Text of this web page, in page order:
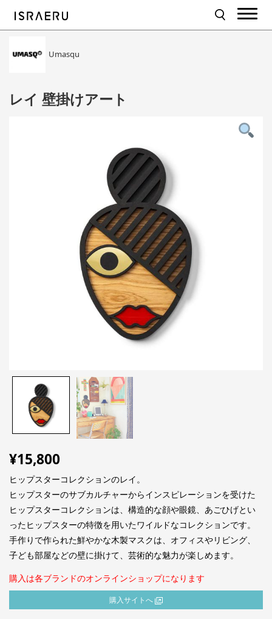
Umasqu
レイ 壁掛けアート
¥15,800
ヒップスターコレクションのレイ。
ヒップスターのサブカルチャーからインスピレーションを受けた
ヒップスターコレクションは、構造的な顔や眼鏡、あごひげとい
ったヒップスターの特徴を用いたワイルドなコレクションです。
手作りで作られた鮮やかな木製マスクは、オフィスやリビング、
子ども部屋などの壁に掛けて、芸術的な魅力が楽しめます。
購入は各ブランドのオンラインショップになります
購⼊サイトへ